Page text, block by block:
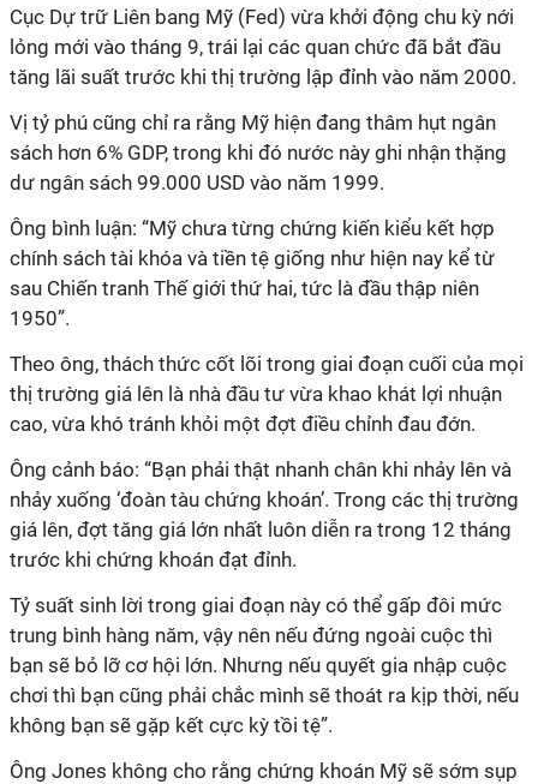
Cục Dự trữ Liên bang Mỹ (Fed) vừa khởi động chu kỳ nới
lỏng mới vào tháng 9, trái lại các quan chức đã bắt đầu
tăng lãi suất trước khi thị trường lập đỉnh vào năm 2000.
Vị tỷ phú cũng chỉ ra rằng Mỹ hiện đang thâm hụt ngân
sách hơn 6% GDP, trong khi đó nước này ghi nhận thặng
dư ngân sách 99.000 USD vào năm 1999.
Ông bình luận: “Mỹ chưa từng chứng kiến kiểu kết hợp
chính sách tài khóa và tiền tệ giống như hiện nay kể từ
sau Chiến tranh Thế giới thứ hai, tức là đầu thập niên
1950”.
Theo ông, thách thức cốt lõi trong giai đoạn cuối của mọi
thị trường giá lên là nhà đầu tư vừa khao khát lợi nhuận
cao, vừa khó tránh khỏi một đợt điều chỉnh đau đớn.
Ông cảnh báo: “Bạn phải thật nhanh chân khi nhảy lên và
nhảy xuống ‘đoàn tàu chứng khoán’. Trong các thị trường
giá lên, đợt tăng giá lớn nhất luôn diễn ra trong 12 tháng
trước khi chứng khoán đạt đỉnh.
Tỷ suất sinh lời trong giai đoạn này có thể gấp đôi mức
trung bình hàng năm, vậy nên nếu đứng ngoài cuộc thì
bạn sẽ bỏ lỡ cơ hội lớn. Nhưng nếu quyết gia nhập cuộc
chơi thì bạn cũng phải chắc mình sẽ thoát ra kịp thời, nếu
không bạn sẽ gặp kết cực kỳ tồi tệ”.
Ông Jones không cho rằng chứng khoán Mỹ sẽ sớm sụp